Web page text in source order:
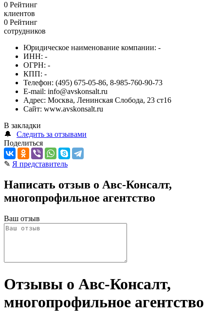
0 Рейтинг
клиентов
0 Рейтинг
сотрудников
Юридическое наименование компании: -
ИНН: -
ОГРН: -
КПП: -
Телефон: (495) 675-05-86, 8-985-760-90-73
E-mail: info@avskonsalt.ru
Адрес: Москва, Ленинская Слобода, 23 ст16
Сайт: www.avskonsalt.ru
В закладки
🔔
Следить за отзывами
Поделиться
✎ Я представитель
Написать отзыв о Авс-Консалт,
многопрофильное агентство
Ваш отзыв
Отзывы о Авс-Консалт,
многопрофильное агентство